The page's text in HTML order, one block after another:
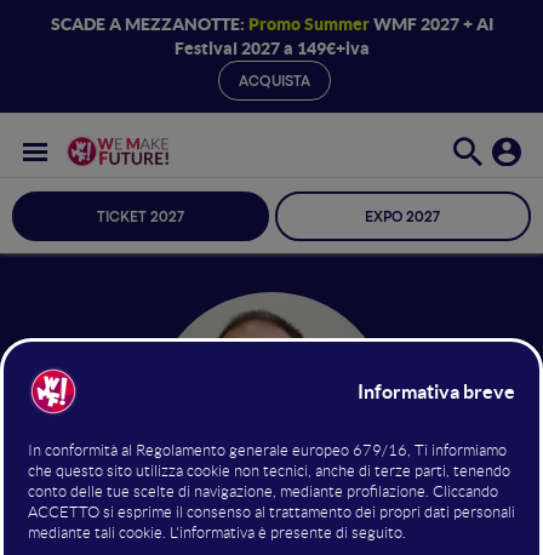
SCADE A MEZZANOTTE: Promo SummerWMF 2027 + AI
Festival 2027 a 149€+iva
ACQUISTA
TICKET 2027 EXPO 2027